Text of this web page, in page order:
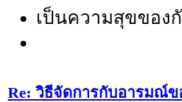
เป็นความสุขของ
Re: วิธีจัดการกับอารมณ์ข